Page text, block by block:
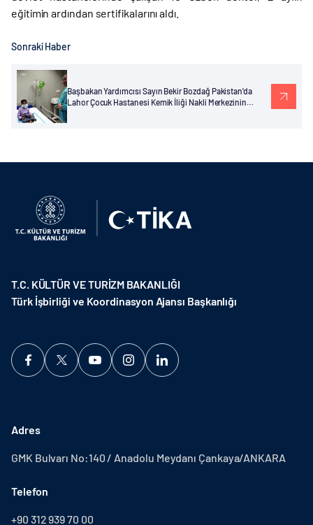
eğitimin ardından sertifikalarını aldı.
Sonraki Haber
Başbakan Yardımcısı Sayın Bekir Bozdağ Pakistan'da
Lahor Çocuk Hastanesi Kemik İliği Nakli Merkezinin
T.C. KÜLTÜR VE TURİZM BAKANLIĞI
Türk İşbirliği ve Koordinasyon Ajansı Başkanlığı
Adres
GMK Bulvarı No:140 / Anadolu Meydanı Çankaya/ANKARA
Telefon
+90 312 939 70 00